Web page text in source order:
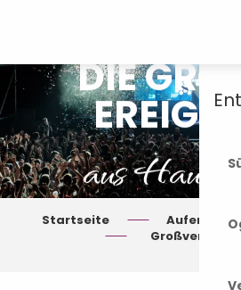
principal
DIE
aus Haute-
Startseite Aufenthalt